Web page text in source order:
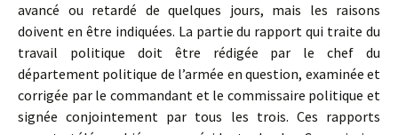
avancé ou retardé de quelques jours, mais les raisons
doivent en être indiquées. La partie du rapport qui traite du
travail politique doit être rédigée par le chef du
département politique de l’armée en question, examinée et
corrigée par le commandant et le commissaire politique et
signée conjointement par tous les trois. Ces rapports